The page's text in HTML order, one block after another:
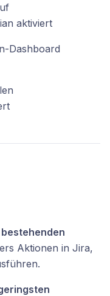
aktiviert
Dashboard
bestehenden
Aktionen in Jira,